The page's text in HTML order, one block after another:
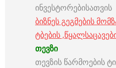
ინვესტორებისათვის
ბიზნეს გეგმების
ტბების
თევზი
თევზის წარმოების